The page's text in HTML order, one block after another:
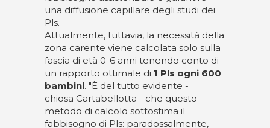
una diffusione capillare degli studi dei
Pls.
Attualmente, tuttavia, la necessità della
zona carente viene calcolata solo sulla
fascia di età 0-6 anni tenendo conto di
un rapporto ottimale di 1 Pls ogni 600
bambini. "È del tutto evidente -
chiosa Cartabellotta - che questo
metodo di calcolo sottostima il
fabbisogno di Pls: paradossalmente,